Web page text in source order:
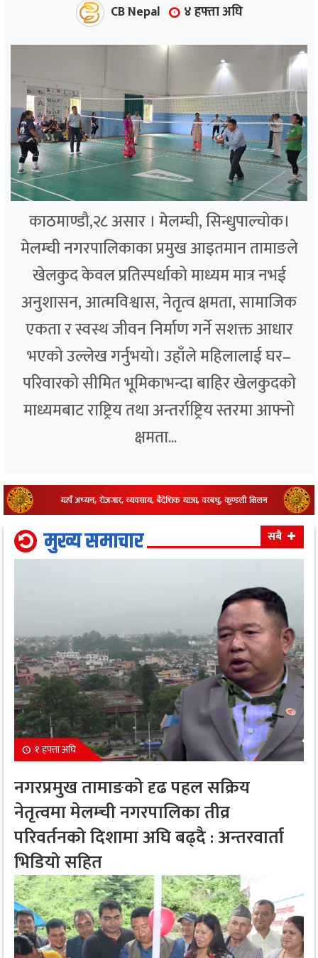
CB Nepal ४ हफ्ता अघि
काठमाण्डौ,२८ असार । मेलम्ची, सिन्धुपाल्चोक।
मेलम्ची नगरपालिकाका प्रमुख आइतमान तामाङले
खेलकुद केवल प्रतिस्पर्धाको माध्यम मात्र नभई
अनुशासन, आत्मविश्वास, नेतृत्व क्षमता, सामाजिक
एकता र स्वस्थ जीवन निर्माण गर्ने सशक्त आधार
भएको उल्लेख गर्नुभयो। उहाँले महिलालाई घर–
परिवारको सीमित भूमिकाभन्दा बाहिर खेलकुदको
माध्यमबाट राष्ट्रिय तथा अन्तर्राष्ट्रिय स्तरमा आफ्नो
क्षमता...
मुख्य समाचार सबै
१ हफ्ता अघि
नगरप्रमुख तामाङको दृढ पहल सक्रिय
नेतृत्वमा मेलम्ची नगरपालिका तीव्र
परिवर्तनको दिशामा अघि बढ्दै : अन्तरवार्ता
भिडियो सहित